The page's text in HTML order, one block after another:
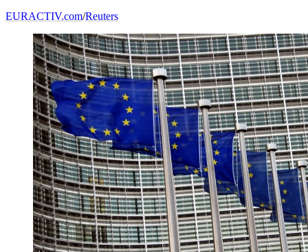
EURACTIV.com/Reuters